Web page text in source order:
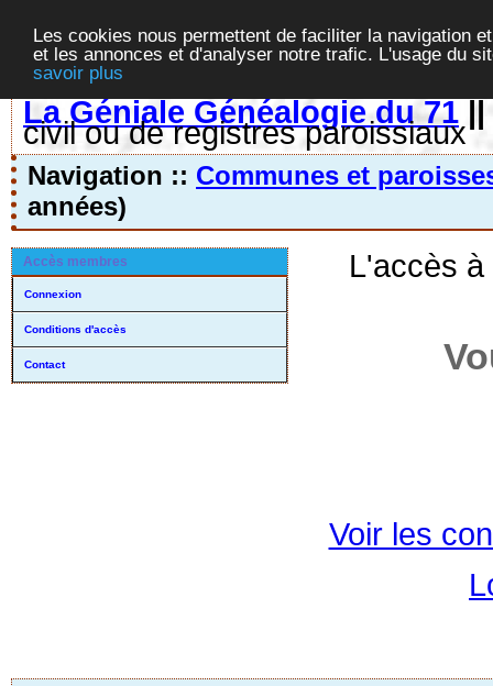
Les cookies nous permettent de faciliter la navigation
et les annonces et d'analyser notre trafic. L'usage du
savoir plus
La Géniale Généalogie du 71||
civil ou de registres paroissiaux
Navigation :: Communes et
années)
Accès membres
Connexion
Conditions d'accès
Contact
L'accès
Voir les